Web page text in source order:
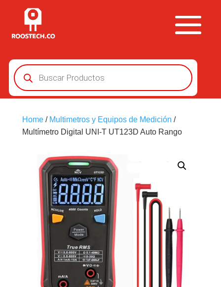
Búsqueda
de
productos
Home/ Multimetros y Equipos de Medición /
Multímetro Digital UNI-T UT123D Auto Rango